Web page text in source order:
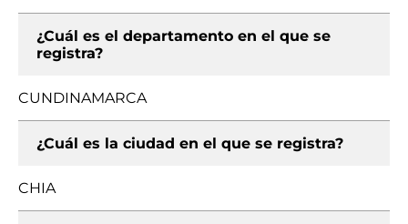
¿Cuál es el departamento en el que se
registra?
CUNDINAMARCA
¿Cuál es la ciudad en el que se registra?
CHIA